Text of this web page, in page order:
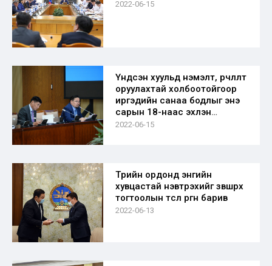
2022-06-15
Үндсэн хуульд нэмэлт, өөрчлөлт
оруулахтай холбоотойгоор
иргэдийн санаа бодлыг энэ
сарын 18-наас эхлэн
судална
2022-06-15
Төрийн ордонд энгийн
хувцастай нэвтрэхийг зөвшөөрөх
тогтоолын төсөл өргөн барив
2022-06-13